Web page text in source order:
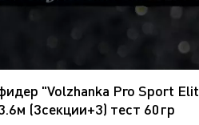
"Volzhanka Pro Sport Elit
(3секции+3) тест 60гр